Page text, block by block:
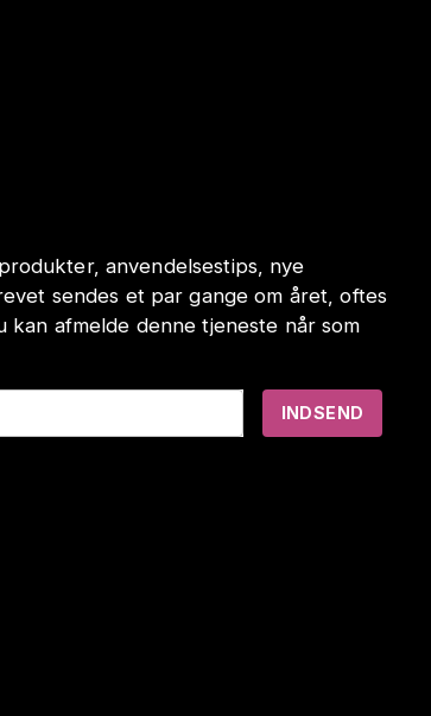
anvendelsestips, nye
sendes et par gange om året, oftes
afmelde denne tjeneste når som
INDSEND